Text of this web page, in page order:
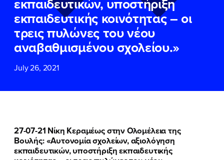
εκπαιδευτικής κοινότητας – οι
τρεις πυλώνες του νέου
αναβαθμισμένου σχολείου.»
July 26, 2021
27-07-21 Νίκη Κεραμέως στην Ολομέλεια της
Βουλής: «Αυτονομία σχολείων, αξιολόγηση
εκπαιδευτικών, υποστήριξη εκπαιδευτικής
ΕΠΙΘΕΤΟ*
ΤΗΛΕΦΩΝΟ*
EMAIL
Δεδομένων
Όρους
Χρήσηςτου δικτυακού τόπου του
Πολιτικού Γραφείου της Βουλευτού
Νίκης Κεραμέως
ΕΠΙΘΕΤΟ*
ΤΗΛΕΦΩΝΟ
EMAIL
Δεδομένων
Όρους
Χρήσηςτου δικτυακού τόπου του
Πολιτικού Γραφείου της Βουλευτού
Νίκης Κεραμέως